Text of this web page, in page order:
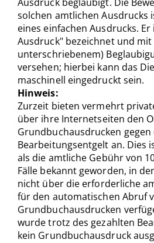
solchen amtlichen Ausdrucks
eines einfachen Ausdrucks.
Ausdruck" bezeichnet und
unterschriebenem)
versehen; hierbei kann das
maschinell eingedruckt sein.
Hinweis:
Zurzeit bieten vermehrt
über ihre Internetseiten den
Grundbuchausdrucken gegen
Bearbeitungsentgelt an. Dies
als die amtliche Gebühr von
Fälle bekannt geworden, in
nicht über die erforderliche
für den automatischen Abruf
Grundbuchausdrucken
wurde trotz des gezahlten
kein Grundbuchausdruck